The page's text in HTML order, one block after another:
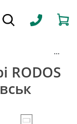
...
RODOS